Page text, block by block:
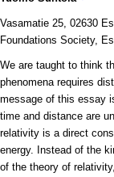
Vasamatie 25, 02630
Foundations Society,
We are taught to think
phenomena requires
message of this essay
time and distance are
relativity is a direct
energy. Instead of the
of the theory of